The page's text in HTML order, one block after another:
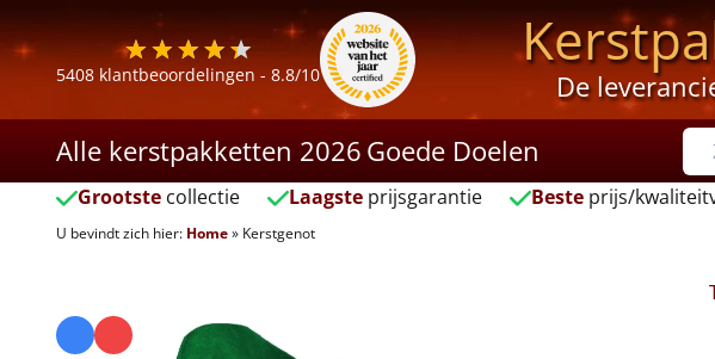
5408 klantbeoordelingen - 8.8/10
De
Alle kerstpakketten 2026 Goede Doelen
Grootste collectie Laagsteprijsgarantie Besteprijs/
U bevindt zich hier: Home» Kerstgenot